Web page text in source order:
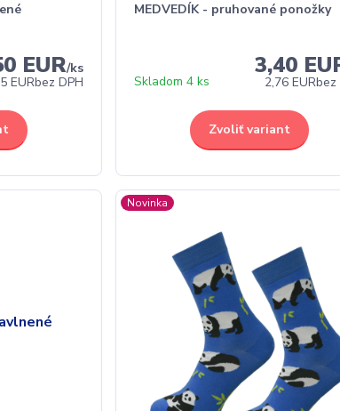
EUR/ks
EURbez DPH
MEDVEDÍK - pruhované ponožky
3,40
2,76 EURbez
Skladom 4 ks
Zvoliť variant
Novinka